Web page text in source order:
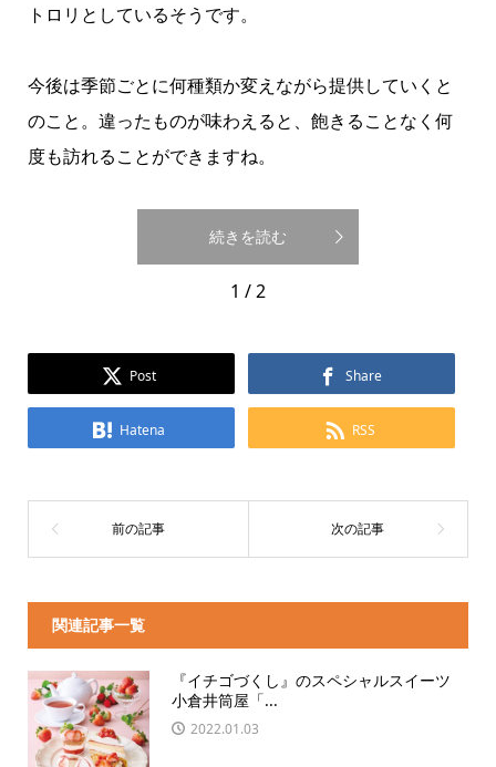
トロリとしているそうです。
今後は季節ごとに何種類か変えながら提供していくと
のこと。違ったものが味わえると、飽きることなく何
度も訪れることができますね。
続きを読む
1 / 2
Post Share
Hatena RSS
関連記事一覧
『イチゴづくし』のスペシャルスイーツ
小倉井筒屋「...
2022.01.03